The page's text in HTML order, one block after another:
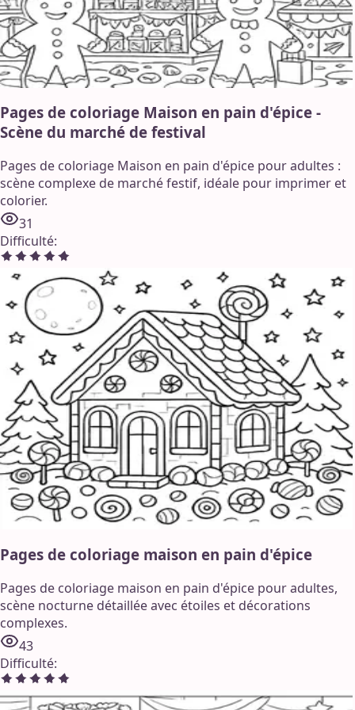
Pages de coloriage Maison en pain d'épice -
Scène du marché de festival
Pages de coloriage Maison en pain d'épice pour adultes :
scène complexe de marché festif, idéale pour imprimer et
colorier.
31
Difficulté:
Pages de coloriage maison en pain d'épice
Pages de coloriage maison en pain d'épice pour adultes,
scène nocturne détaillée avec étoiles et décorations
complexes.
43
Difficulté: